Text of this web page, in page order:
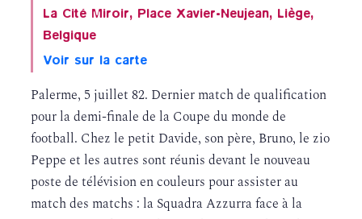
La Cité Miroir, Place Xavier-Neujean, Liège,
Belgique
Voir sur la carte
Palerme, 5 juillet 82. Dernier match de qualification
pour la demi-finale de la Coupe du monde de
football. Chez le petit Davide, son père, Bruno, le zio
Peppe et les autres sont réunis devant le nouveau
poste de télévision en couleurs pour assister au
match des matchs : la Squadra Azzurra face à la